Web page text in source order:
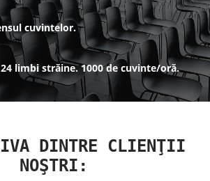
cuvintelor.
limbi străine. 1000 de cuvinte/oră.
DINTRE CLIENŢII
NOŞTRI: